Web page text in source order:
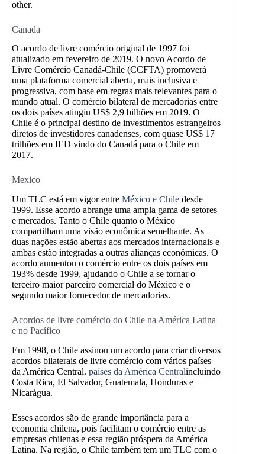
other.
Canada
O acordo de livre comércio original de 1997 foi
atualizado em fevereiro de 2019. O novo Acordo de
Livre Comércio Canadá-Chile (CCFTA) promoverá
uma plataforma comercial aberta, mais inclusiva e
progressiva, com base em regras mais relevantes para o
mundo atual. O comércio bilateral de mercadorias entre
os dois países atingiu US$ 2,9 bilhões em 2019. O
Chile é o principal destino de investimentos estrangeiros
diretos de investidores canadenses, com quase US$ 17
trilhões em IED vindo do Canadá para o Chile em
2017.
Mexico
Um TLC está em vigor entre México e Chile desde
1999. Esse acordo abrange uma ampla gama de setores
e mercados. Tanto o Chile quanto o México
compartilham uma visão econômica semelhante. As
duas nações estão abertas aos mercados internacionais e
ambas estão integradas a outras alianças econômicas. O
acordo aumentou o comércio entre os dois países em
193% desde 1999, ajudando o Chile a se tornar o
terceiro maior parceiro comercial do México e o
segundo maior fornecedor de mercadorias.
Acordos de livre comércio do Chile na América Latina
e no Pacífico
Em 1998, o Chile assinou um acordo para criar diversos
acordos bilaterais de livre comércio com vários países
da América Central. países da América Centralincluindo
Costa Rica, El Salvador, Guatemala, Honduras e
Nicarágua.
Esses acordos são de grande importância para a
economia chilena, pois facilitam o comércio entre as
empresas chilenas e essa região próspera da América
Latina. Na região, o Chile também tem um TLC com o